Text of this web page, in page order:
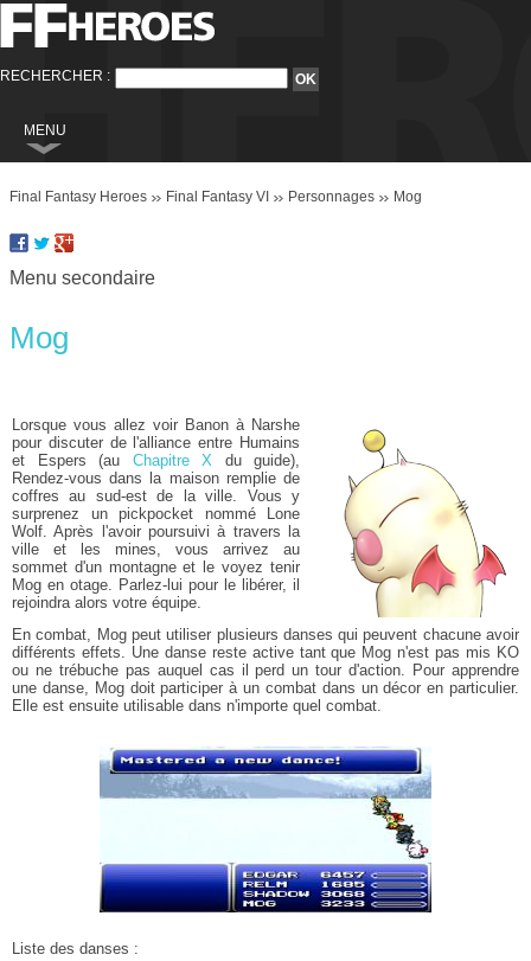
RECHERCHER :
MENU
Final Fantasy VIII
Final Fantasy X
Final Fantasy XII
Final Fantasy XIII
Final Fantasy XIII-2
Final Fantasy XIV
Final Fantasy Heroes Final Fantasy VI Personnages Mog
Menu secondaire
Mog
Lorsque vous allez voir Banon à Narshe
pour discuter de l'alliance entre Humains
et Espers (au Chapitre X du guide),
Rendez-vous dans la maison remplie de
coffres au sud-est de la ville. Vous y
surprenez un pickpocket nommé Lone
Wolf. Après l'avoir poursuivi à travers la
ville et les mines, vous arrivez au
sommet d'un montagne et le voyez tenir
Mog en otage. Parlez-lui pour le libérer, il
rejoindra alors votre équipe.
En combat, Mog peut utiliser plusieurs danses qui peuvent chacune avoir
différents effets. Une danse reste active tant que Mog n'est pas mis KO
ou ne trébuche pas auquel cas il perd un tour d'action. Pour apprendre
une danse, Mog doit participer à un combat dans un décor en particulier.
Elle est ensuite utilisable dans n'importe quel combat.
Liste des danses :